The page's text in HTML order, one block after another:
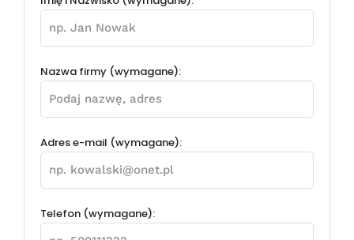
Nazwa firmy (wymagane):
Adres e-mail (wymagane):
Telefon (wymagane):